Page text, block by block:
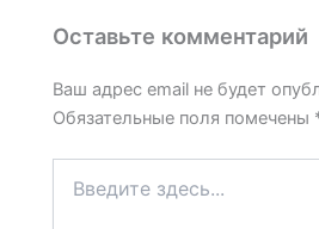
Оставьте комментарий
Ваш адрес email не будет
Обязательные поля помечены
здесь...